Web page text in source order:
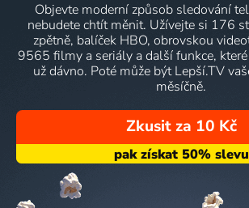
Objevte moderní způsob sledování
nebudete chtít měnit. Užívejte si 176
zpětně, balíček HBO, obrovskou
9565 filmy a seriály a další funkce,
už dávno. Poté může být Lepší.TV
měsíčně.
Zkusit za 10 Kč